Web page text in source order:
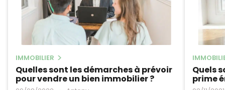
IMMOBILIER
Quelles sont les démarches à prévoir
pour vendre un bien immobilier ?
Quels
prime